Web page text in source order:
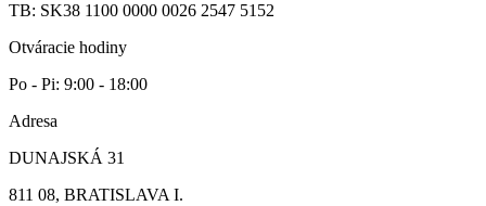
TB: SK38 1100 0000 0026 2547 5152
Otváracie hodiny
Po - Pi: 9:00 - 18:00
Adresa
DUNAJSKÁ 31
811 08, BRATISLAVA I.